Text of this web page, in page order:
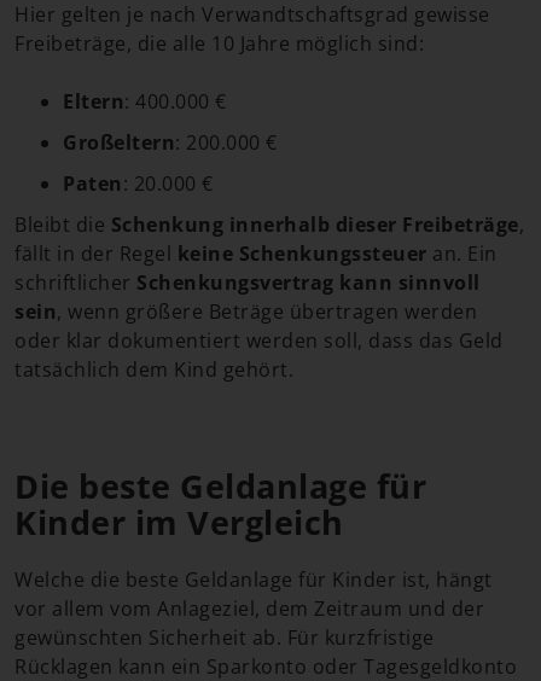
Hier gelten je nach Verwandtschaftsgrad gewisse
Freibeträge, die alle 10 Jahre möglich sind:
Eltern: 400.000 €
Großeltern: 200.000 €
Paten: 20.000 €
Bleibt die Schenkung innerhalb dieser Freibeträge,
fällt in der Regel keine Schenkungssteuer an. Ein
schriftlicher Schenkungsvertrag kann sinnvoll
sein, wenn größere Beträge übertragen werden
oder klar dokumentiert werden soll, dass das Geld
tatsächlich dem Kind gehört.
Die beste Geldanlage für
Kinder im Vergleich
Welche die beste Geldanlage für Kinder ist, hängt
vor allem vom Anlageziel, dem Zeitraum und der
gewünschten Sicherheit ab. Für kurzfristige
Rücklagen kann ein Sparkonto oder Tagesgeldkonto